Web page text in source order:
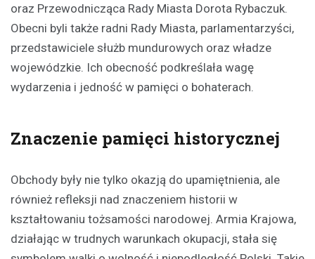
oraz Przewodnicząca Rady Miasta Dorota Rybaczuk.
Obecni byli także radni Rady Miasta, parlamentarzyści,
przedstawiciele służb mundurowych oraz władze
wojewódzkie. Ich obecność podkreślała wagę
wydarzenia i jedność w pamięci o bohaterach.
Znaczenie pamięci historycznej
Obchody były nie tylko okazją do upamiętnienia, ale
również refleksji nad znaczeniem historii w
kształtowaniu tożsamości narodowej. Armia Krajowa,
działając w trudnych warunkach okupacji, stała się